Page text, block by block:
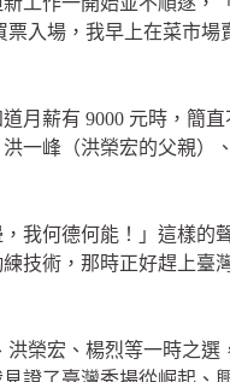
入場，我早上在菜市場
月薪有 9000 元時，簡
一峰（洪榮宏的父親）
我何德何能！」這樣的
技術，那時正好趕上臺
榮宏、楊烈等一時之選